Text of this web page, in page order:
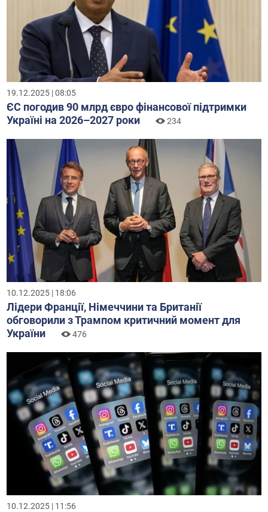
19.12.2025 | 08:05
ЄС погодив 90 млрд євро фінансової підтримки
Україні на 2026–2027 роки
234
10.12.2025 | 18:06
Лідери Франції, Німеччини та Британії
обговорили з Трампом критичний момент для
України
476
10.12.2025 | 11:56